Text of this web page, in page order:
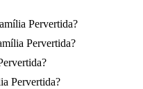
Pervertida?
Pervertida?
Pervertida?